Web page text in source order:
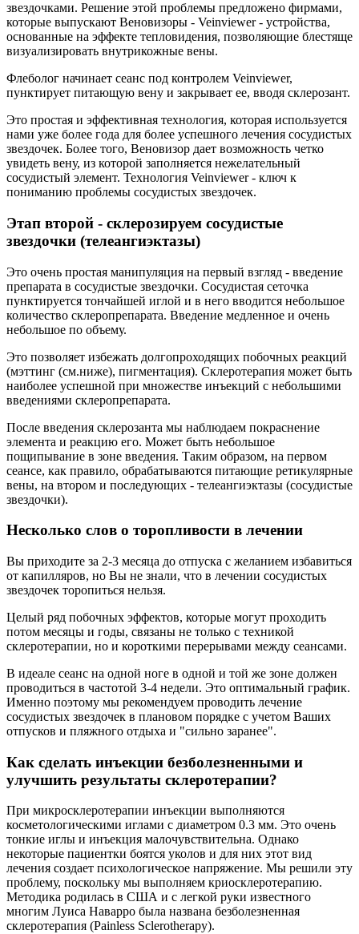
звездочками. Решение этой проблемы предложено фирмами,
которые выпускают Веновизоры - Veinviewer - устройства,
основанные на эффекте тепловидения, позволяющие блестяще
визуализировать внутрикожные вены.
Флеболог начинает сеанс под контролем Veinviewer,
пунктирует питающую вену и закрывает ее, вводя склерозант.
Это простая и эффективная технология, которая используется
нами уже более года для более успешного лечения сосудистых
звездочек. Более того, Веновизор дает возможность четко
увидеть вену, из которой заполняется нежелательный
сосудистый элемент. Технология Veinviewer - ключ к
пониманию проблемы сосудистых звездочек.
Этап второй - склерозируем сосудистые
звездочки (телеангиэктазы)
Это очень простая манипуляция на первый взгляд - введение
препарата в сосудистые звездочки. Сосудистая сеточка
пунктируется тончайшей иглой и в него вводится небольшое
количество склеропрепарата. Введение медленное и очень
небольшое по объему.
Это позволяет избежать долгопроходящих побочных реакций
(мэттинг (см.ниже), пигментация). Склеротерапия может быть
наиболее успешной при множестве инъекций с небольшими
введениями склеропрепарата.
После введения склерозанта мы наблюдаем покраснение
элемента и реакцию его. Может быть небольшое
пощипывание в зоне введения. Таким образом, на первом
сеансе, как правило, обрабатываются питающие ретикулярные
вены, на втором и последующих - телеангиэктазы (сосудистые
звездочки).
Несколько слов о торопливости в лечении
Вы приходите за 2-3 месяца до отпуска с желанием избавиться
от капилляров, но Вы не знали, что в лечении сосудистых
звездочек торопиться нельзя.
Целый ряд побочных эффектов, которые могут проходить
потом месяцы и годы, связаны не только с техникой
склеротерапии, но и короткими перерывами между сеансами.
В идеале сеанс на одной ноге в одной и той же зоне должен
проводиться в частотой 3-4 недели. Это оптимальный график.
Именно поэтому мы рекомендуем проводить лечение
сосудистых звездочек в плановом порядке с учетом Ваших
отпусков и пляжного отдыха и "сильно заранее".
Как сделать инъекции безболезненными и
улучшить результаты склеротерапии?
При микросклеротерапии инъекции выполняются
косметологическими иглами с диаметром 0.3 мм. Это очень
тонкие иглы и инъекция малочувствительна. Однако
некоторые пациентки боятся уколов и для них этот вид
лечения создает психологическое напряжение. Мы решили эту
проблему, поскольку мы выполняем криосклеротерапию.
Методика родилась в США и с легкой руки известного
многим Луиса Наварро была названа безболезненная
склеротерапия (Painless Sclerotherapy).